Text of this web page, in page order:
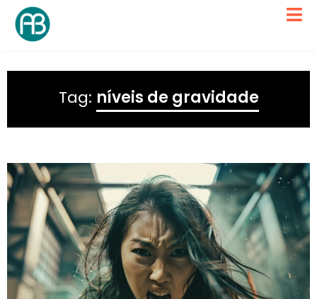
Tag: níveis de gravidade